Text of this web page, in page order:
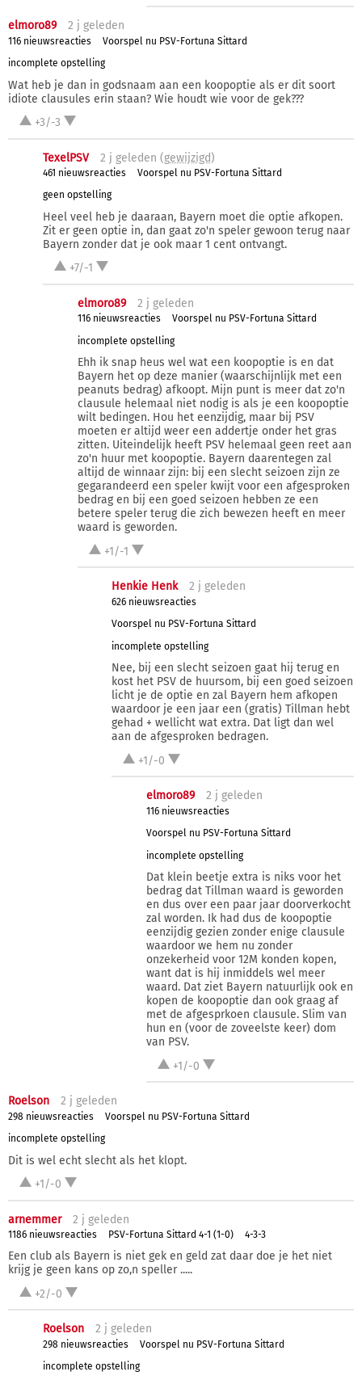
elmoro89 2 j geleden
116 nieuwsreacties
Voorspel nu PSV-Fortuna Sittard
incomplete opstelling
Wat heb je dan in godsnaam aan een koopoptie als er dit soort
idiote clausules erin staan? Wie houdt wie voor de gek???
+3/-3
TexelPSV 2 j geleden (gewijzigd)
461 nieuwsreacties
Voorspel nu PSV-Fortuna Sittard
geen opstelling
Heel veel heb je daaraan, Bayern moet die optie afkopen.
Zit er geen optie in, dan gaat zo'n speler gewoon terug naar
Bayern zonder dat je ook maar 1 cent ontvangt.
+7/-1
elmoro89 2 j geleden
116 nieuwsreacties
Voorspel nu PSV-Fortuna Sittard
incomplete opstelling
Ehh ik snap heus wel wat een koopoptie is en dat
Bayern het op deze manier (waarschijnlijk met een
peanuts bedrag) afkoopt. Mijn punt is meer dat zo'n
clausule helemaal niet nodig is als je een koopoptie
wilt bedingen. Hou het eenzijdig, maar bij PSV
moeten er altijd weer een addertje onder het gras
zitten. Uiteindelijk heeft PSV helemaal geen reet aan
zo'n huur met koopoptie. Bayern daarentegen zal
altijd de winnaar zijn: bij een slecht seizoen zijn ze
gegarandeerd een speler kwijt voor een afgesproken
bedrag en bij een goed seizoen hebben ze een
betere speler terug die zich bewezen heeft en meer
waard is geworden.
+1/-1
Henkie Henk 2 j geleden
626 nieuwsreacties
Voorspel nu PSV-Fortuna Sittard
incomplete opstelling
Nee, bij een slecht seizoen gaat hij terug en
kost het PSV de huursom, bij een goed seizoen
licht je de optie en zal Bayern hem afkopen
waardoor je een jaar een (gratis) Tillman hebt
gehad + wellicht wat extra. Dat ligt dan wel
aan de afgesproken bedragen.
+1/-0
elmoro89 2 j geleden
116 nieuwsreacties
Voorspel nu PSV-Fortuna Sittard
incomplete opstelling
Dat klein beetje extra is niks voor het
bedrag dat Tillman waard is geworden
en dus over een paar jaar doorverkocht
zal worden. Ik had dus de koopoptie
eenzijdig gezien zonder enige clausule
waardoor we hem nu zonder
onzekerheid voor 12M konden kopen,
want dat is hij inmiddels wel meer
waard. Dat ziet Bayern natuurlijk ook en
kopen de koopoptie dan ook graag af
met de afgesprkoen clausule. Slim van
hun en (voor de zoveelste keer) dom
van PSV.
+1/-0
Roelson 2 j geleden
298 nieuwsreacties
Voorspel nu PSV-Fortuna Sittard
incomplete opstelling
Dit is wel echt slecht als het klopt.
+1/-0
arnemmer 2 j geleden
1186 nieuwsreacties PSV-Fortuna Sittard 4-1 (1-0) 4-3-3
Een club als Bayern is niet gek en geld zat daar doe je het niet
krijg je geen kans op zo,n speller .....
+2/-0
Roelson 2 j geleden
298 nieuwsreacties
Voorspel nu PSV-Fortuna Sittard
incomplete opstelling